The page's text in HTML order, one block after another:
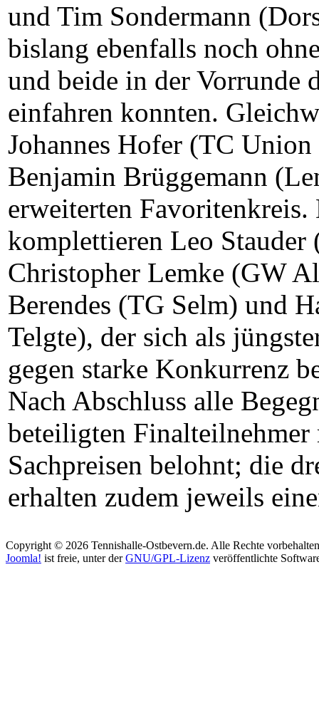
und Tim Sondermann
bislang ebenfalls noch
und beide in der Vorrunde
einfahren konnten.
Johannes Hofer (TC
Benjamin Brüggemann
erweiterten Favoritenkreis.
komplettieren Leo Stauder
Christopher Lemke (GW
Berendes (TG Selm) und
Telgte), der sich als
gegen starke Konkurrenz
Nach Abschluss alle
beteiligten
Sachpreisen belohnt; die
erhalten zudem jeweils
Copyright © 2026 Tennishalle-Ostbevern.de. Alle Rechte
Joomla! ist freie, unter derGNU/GPL-Lizenz veröffentlichte